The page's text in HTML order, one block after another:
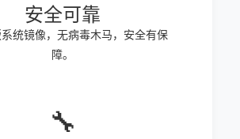
安全可靠
统镜像，无病毒木马，安全有保
障。
🔧